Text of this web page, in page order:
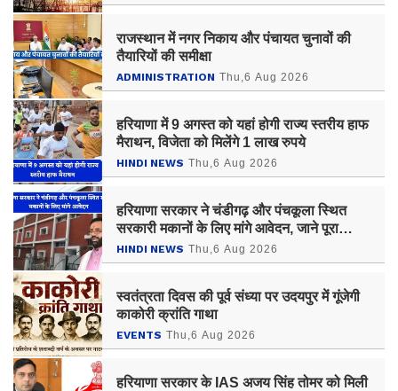
राजस्थान में नगर निकाय और पंचायत चुनावों की
तैयारियों की समीक्षा
ADMINISTRATION Thu,6 Aug 2026
हरियाणा में 9 अगस्त को यहां होगी राज्य स्तरीय हाफ
मैराथन, विजेता को मिलेंगे 1 लाख रुपये
HINDI NEWS Thu,6 Aug 2026
हरियाणा सरकार ने चंडीगढ़ और पंचकूला स्थित
सरकारी मकानों के लिए मांगे आवेदन, जाने पूरा
प्रोसेस ?
HINDI NEWS Thu,6 Aug 2026
स्वतंत्रता दिवस की पूर्व संध्या पर उदयपुर में गूंजेगी
काकोरी क्रांति गाथा
EVENTS Thu,6 Aug 2026
हरियाणा सरकार के IAS अजय सिंह तोमर को मिली